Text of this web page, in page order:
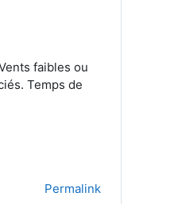
faibles ou
Temps de
Permalink